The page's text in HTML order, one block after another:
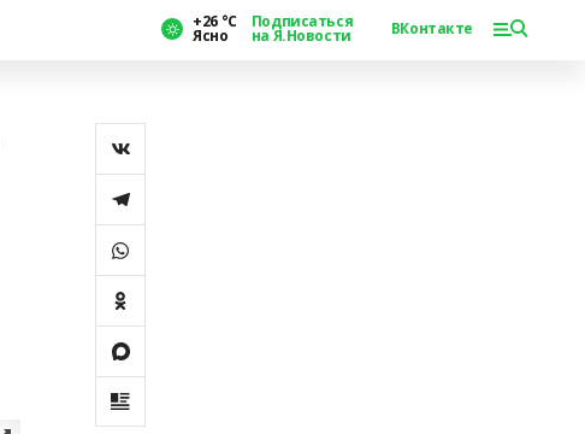
+26 °С
Ясно
Подписаться
на Я.Новости ВКонтакте